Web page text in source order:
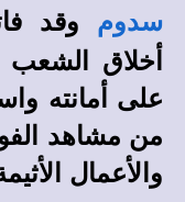
سدوم
وقد
أخلاق الشعب
على أمانته
من مشاهد
والأعمال